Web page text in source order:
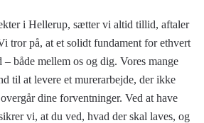
i Hellerup, sætter vi altid tillid, aftaler
tror på, at et solidt fundament for ethvert
både mellem os og dig. Vores mange
til at levere et murerarbejde, der ikke
dine forventninger. Ved at have
vi, at du ved, hvad der skal laves, og